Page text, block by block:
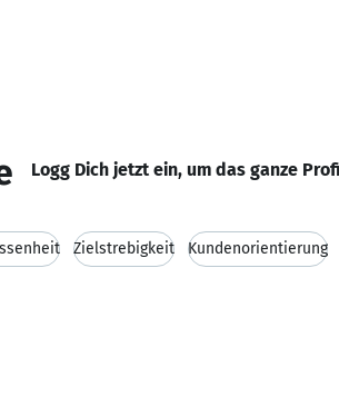
Logg Dich jetzt ein, um das ganze
Zielstrebigkeit Kundenorientierung